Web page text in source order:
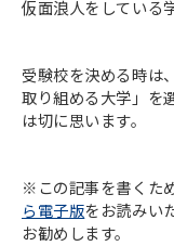
仮面浪人をしている
受験校を決める時は
取り組める大学」を
は切に思います。
※この記事を書くた
ら電子版をお読みい
お勧めします。